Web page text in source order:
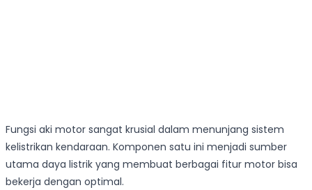
Fungsi aki motor sangat krusial dalam menunjang sistem
kelistrikan kendaraan. Komponen satu ini menjadi sumber
utama daya listrik yang membuat berbagai fitur motor bisa
bekerja dengan optimal.